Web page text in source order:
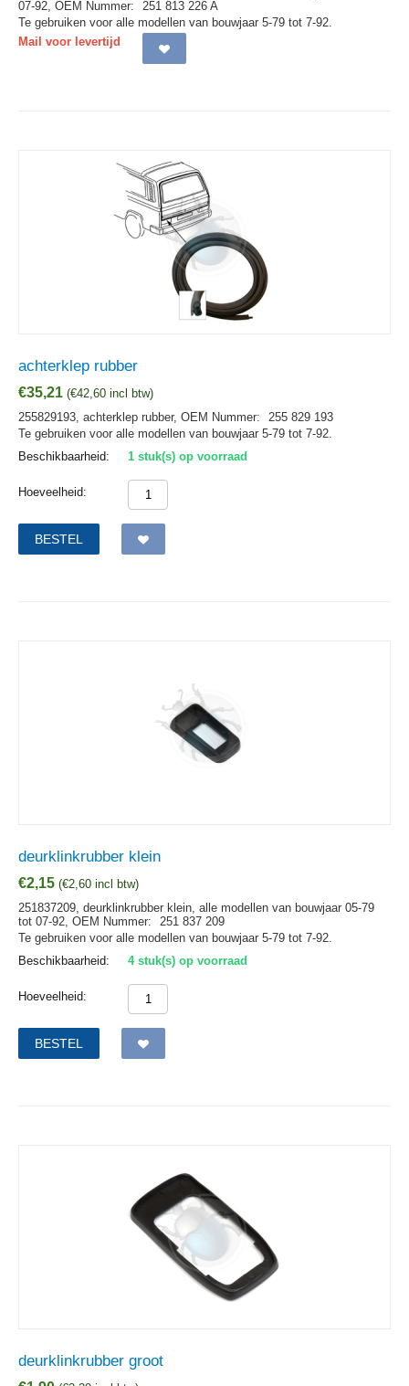
07-92, OEM Nummer:
251 813 226 A
Te gebruiken voor alle modellen van bouwjaar 5-79 tot 7-92.
Mail voor levertijd
achterklep rubber
€35,21 (€42,60 incl btw)
255829193, achterklep rubber, OEM Nummer:
255 829 193
Te gebruiken voor alle modellen van bouwjaar 5-79 tot 7-92.
Beschikbaarheid:
1 stuk(s) op voorraad
Hoeveelheid:
BESTEL
deurklinkrubber klein
€2,15 (€2,60 incl btw)
251837209, deurklinkrubber klein, alle modellen van bouwjaar 05-79
tot 07-92, OEM Nummer:
251 837 209
Te gebruiken voor alle modellen van bouwjaar 5-79 tot 7-92.
Beschikbaarheid:
4 stuk(s) op voorraad
Hoeveelheid:
BESTEL
deurklinkrubber groot